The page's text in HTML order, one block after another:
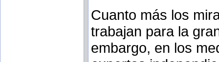
Cuanto más los
trabajan para la
embargo, en los